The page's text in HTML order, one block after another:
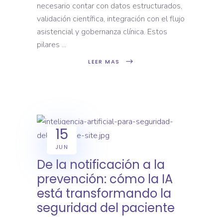
necesario contar con datos estructurados,
validación científica, integración con el flujo
asistencial y gobernanza clínica. Estos
pilares
LEER MAS
15
JUN
De la notificación a la
prevención: cómo la IA
está transformando la
seguridad del paciente